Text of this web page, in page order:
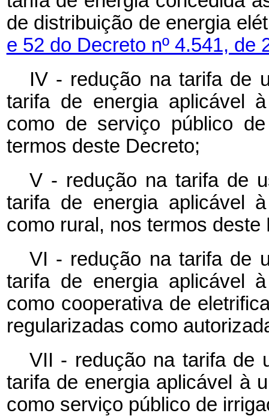
de distribuição de energia
e 52 do Decreto nº 4.541, de
IV - redução na tarifa de
tarifa de energia aplicável
como de serviço público
termos deste Decreto;
V - redução na tarifa de
tarifa de energia aplicável
como rural, nos termos deste
VI - redução na tarifa de
tarifa de energia aplicável
como cooperativa de
regularizadas como
VII - redução na tarifa de
tarifa de energia aplicável à
como serviço público de